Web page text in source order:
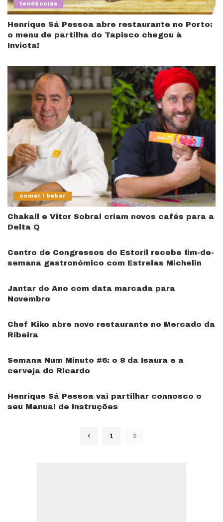
tendências
Henrique Sá Pessoa abre restaurante no Porto:
o menu de partilha do Tapisco chegou à
Invicta!
comer \ beber
Chakall e Vitor Sobral criam novos cafés para a
Delta Q
Centro de Congressos do Estoril recebe fim-de-
semana gastronómico com Estrelas Michelin
Jantar do Ano com data marcada para
Novembro
Chef Kiko abre novo restaurante no Mercado da
Ribeira
Semana Num Minuto #6: o 8 da Isaura e a
cerveja do Ricardo
Henrique Sá Pessoa vai partilhar connosco o
seu Manual de Instruções
1 2